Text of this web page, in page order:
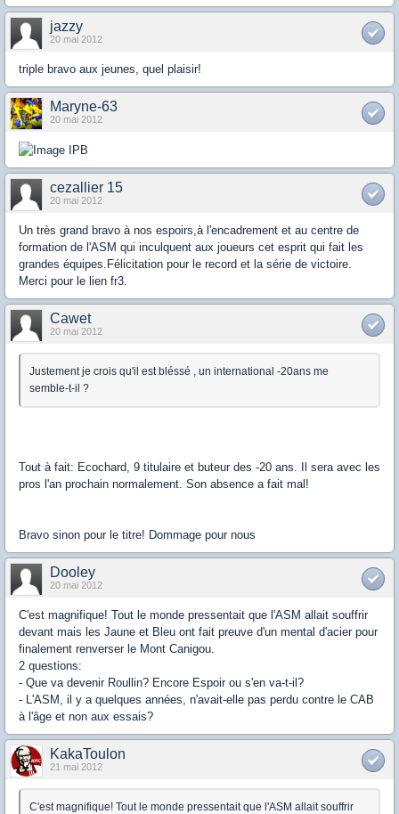
jazzy
20 mai 2012
triple bravo aux jeunes, quel plaisir!
Maryne-63
20 mai 2012
cezallier 15
20 mai 2012
Un très grand bravo à nos espoirs,à l'encadrement et au centre de
formation de l'ASM qui inculquent aux joueurs cet esprit qui fait les
grandes équipes.Félicitation pour le record et la série de victoire.
Merci pour le lien fr3.
Cawet
20 mai 2012
Justement je crois qu'il est bléssé , un international -20ans me
semble-t-il ?
Tout à fait: Ecochard, 9 titulaire et buteur des -20 ans. Il sera avec les
pros l'an prochain normalement. Son absence a fait mal!
Bravo sinon pour le titre! Dommage pour nous
Dooley
20 mai 2012
C'est magnifique! Tout le monde pressentait que l'ASM allait souffrir
devant mais les Jaune et Bleu ont fait preuve d'un mental d'acier pour
finalement renverser le Mont Canigou.
2 questions:
- Que va devenir Roullin? Encore Espoir ou s'en va-t-il?
- L'ASM, il y a quelques années, n'avait-elle pas perdu contre le CAB
à l'âge et non aux essais?
KakaToulon
21 mai 2012
C'est magnifique! Tout le monde pressentait que l'ASM allait souffrir